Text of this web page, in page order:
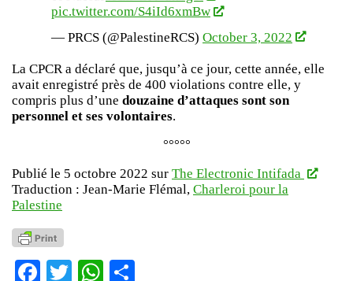
pic.twitter.com/S4iId6xmBw
— PRCS (@PalestineRCS) October 3, 2022
La CPCR a déclaré que, jusqu’à ce jour, cette année, elle
avait enregistré près de 400 violations contre elle, y
compris plus d’une douzaine d’attaques sont son
personnel et ses volontaires.
°°°°°
Publié le 5 octobre 2022 sur The Electronic Intifada
Traduction : Jean-Marie Flémal, Charleroi pour la
Palestine
Facebook
TwitterWhatsApp